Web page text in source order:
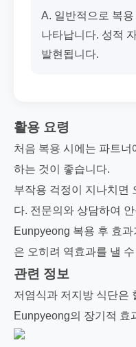
A. 일반적으로 복
나타납니다. 성적
발현됩니다.
활용 요령
처음 복용 시에는 파트
하는 것이 좋습니다.
부작용 걱정이 지나치면
다. 전문의와 상담하여
Eunpyeong 복용 후 효
은 오히려 역효과를 낼
관련 정보
저염식과 저지방 식단은
Eunpyeong의 장기적 효